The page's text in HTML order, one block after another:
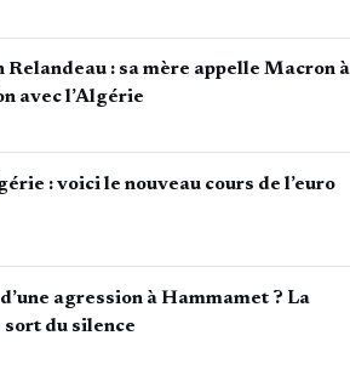
: sa mère appelle Macron à
avec l’Algérie
: voici le nouveau cours de l’euro
agression à Hammamet ? La
du silence